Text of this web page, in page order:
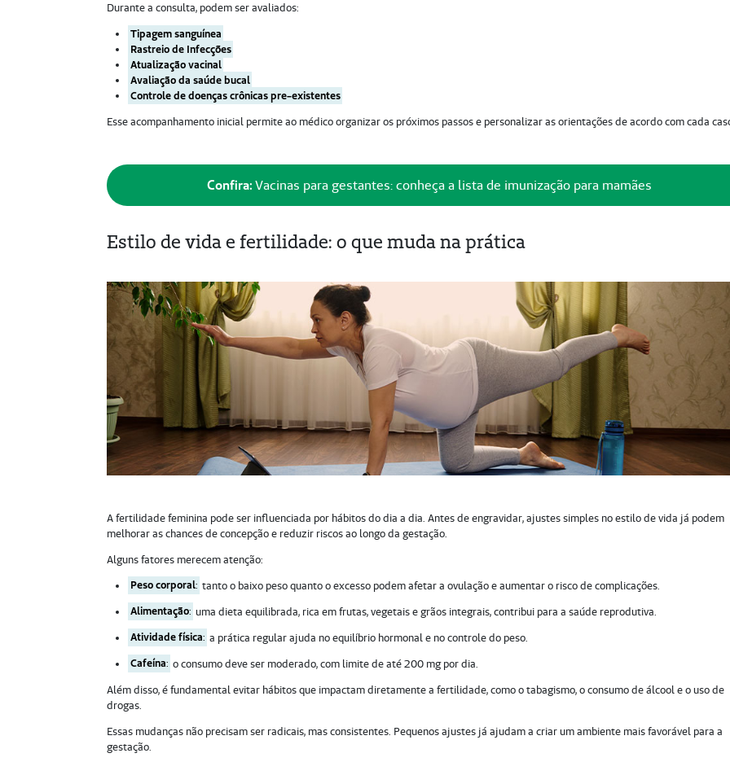
Durante a consulta, podem ser avaliados:
Tipagem sanguínea
Rastreio de Infecções
Atualização vacinal
Avaliação da saúde bucal
Controle de doenças crônicas pre-existentes
Esse acompanhamento inicial permite ao médico organizar os próximos passos e personalizar as orientações de acordo com cada
Confira: Vacinas para gestantes: conheça a lista de imunização para mamães
Estilo de vida e fertilidade: o que muda na prática
A fertilidade feminina pode ser influenciada por hábitos do dia a dia. Antes de engravidar, ajustes simples no estilo de vida já podem
melhorar as chances de concepção e reduzir riscos ao longo da gestação.
Alguns fatores merecem atenção:
Peso corporal: tanto o baixo peso quanto o excesso podem afetar a ovulação e aumentar o risco de complicações.
Alimentação: uma dieta equilibrada, rica em frutas, vegetais e grãos integrais, contribui para a saúde reprodutiva.
Atividade física: a prática regular ajuda no equilíbrio hormonal e no controle do peso.
Cafeína: o consumo deve ser moderado, com limite de até 200 mg por dia.
Além disso, é fundamental evitar hábitos que impactam diretamente a fertilidade, como o tabagismo, o consumo de álcool e o uso de
drogas.
Essas mudanças não precisam ser radicais, mas consistentes. Pequenos ajustes já ajudam a criar um ambiente mais favorável para a
gestação.